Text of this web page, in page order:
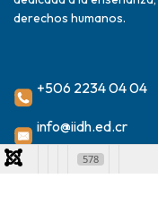
derechos humanos.
+506 2234 04 04
info@iidh.ed.cr
2024 Instituto
578